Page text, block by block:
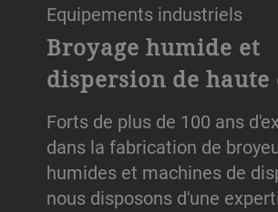
Equipements industriels
Broyage humide et
dispersion de
Forts de plus de 100 ans
dans la fabrication de
humides et machines de
nous disposons d'une